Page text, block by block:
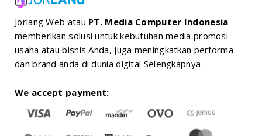
Jorlang Web atau PT. Media Computer Indonesia
memberikan solusi untuk kebutuhan media promosi
usaha atau bisnis Anda, juga meningkatkan performa
dan brand anda di dunia digital Selengkapnya
We accept payment: